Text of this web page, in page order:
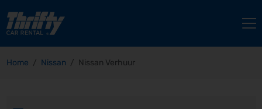
Home Nissan Nissan Verhuur